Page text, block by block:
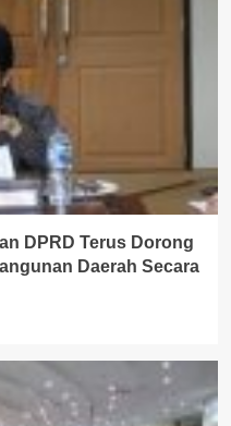
DPRD Terus Dorong
Daerah Secara